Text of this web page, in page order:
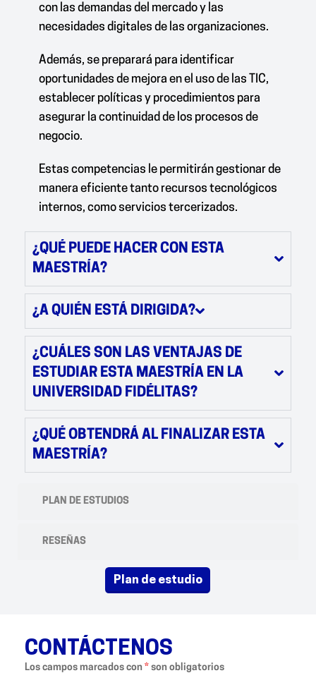
PLAN DE ESTUDIOS
RESEÑAS
con las demandas del mercado y las
necesidades digitales de las organizaciones.
Además, se preparará para identificar
oportunidades de mejora en el uso de las TIC,
establecer políticas y procedimientos para
asegurar la continuidad de los procesos de
negocio.
Estas competencias le permitirán gestionar de
manera eficiente tanto recursos tecnológicos
internos, como servicios tercerizados.
¿QUÉ PUEDE HACER CON ESTA
MAESTRÍA?
¿A QUIÉN ESTÁ DIRIGIDA?
¿CUÁLES SON LAS VENTAJAS DE
ESTUDIAR ESTA MAESTRÍA EN LA
UNIVERSIDAD FIDÉLITAS?
¿QUÉ OBTENDRÁ AL FINALIZAR ESTA
MAESTRÍA?
plan de estudio
CONTÁCTENOS
Los campos marcados con * son obligatorios